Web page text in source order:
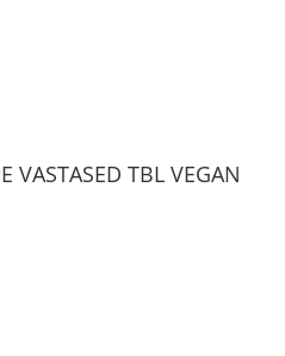
VASTASED TBL VEGAN